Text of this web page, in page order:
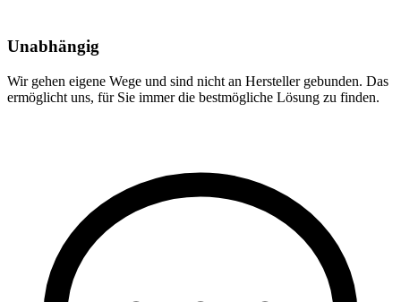
Unabhängig
Wir gehen eigene Wege und sind nicht an Hersteller gebunden. Das
ermöglicht uns, für Sie immer die bestmögliche Lösung zu finden.